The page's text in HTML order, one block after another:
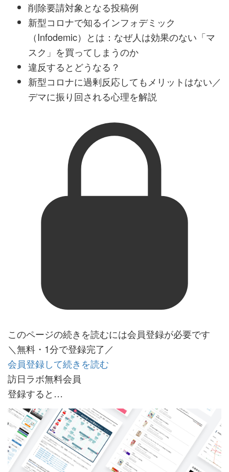
削除要請対象となる投稿例
新型コロナで知るインフォデミック
（Infodemic）とは：なぜ人は効果のない「マ
スク」を買ってしまうのか
違反するとどうなる？
新型コロナに過剰反応してもメリットはない／
デマに振り回される心理を解説
このページの続きを読むには会員登録が必要です
＼無料・1分で登録完了／
会員登録して続きを読む
訪日ラボ無料会員
登録すると…